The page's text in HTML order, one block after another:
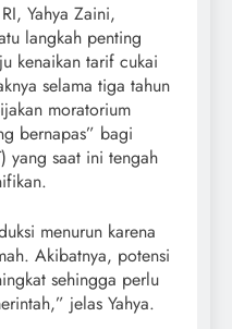
Yahya Zaini,
langkah penting
kenaikan tarif cukai
selama tiga tahun
moratorium
bernapas” bagi
yang saat ini tengah
menurun karena
Akibatnya, potensi
sehingga perlu
jelas Yahya.